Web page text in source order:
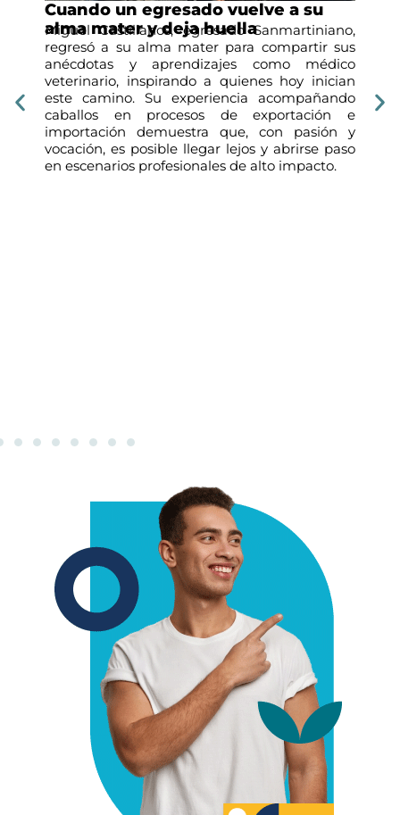
Cuando un egresado vuelve a su
alma mater y deja huella
Miguel Castillanos, egresado Sanmartiniano,
regresó a su alma mater para compartir sus
anécdotas y aprendizajes como médico
veterinario, inspirando a quienes hoy inician
este camino. Su experiencia acompañando
caballos en procesos de exportación e
importación demuestra que, con pasión y
vocación, es posible llegar lejos y abrirse paso
en escenarios profesionales de alto impacto.